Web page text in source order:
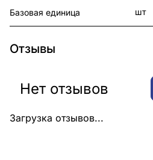
Базовая единица шт
Отзывы
Загрузка отзывов...
Нет отзывов